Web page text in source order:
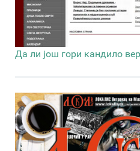
Да ли још гори кандило